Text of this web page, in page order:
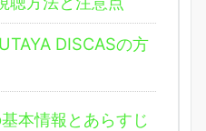
DISCASの方
本情報とあらすじ